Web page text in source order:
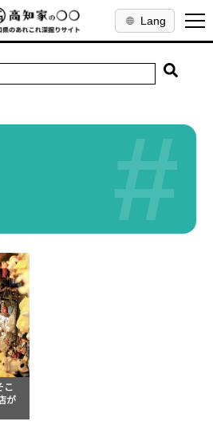
Lang
#
こ
が